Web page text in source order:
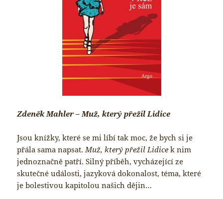
Zdeněk Mahler – Muž, který přežil Lidice
Jsou knížky, které se mi líbí tak moc, že bych si je
přála sama napsat.Muž, který přežil Lidicek nim
jednoznačně patří. Silný příběh, vycházející ze
skutečné události, jazyková dokonalost, téma, které
je bolestivou kapitolou našich dějin…